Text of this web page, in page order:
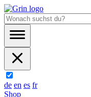
de en es fr
Shop